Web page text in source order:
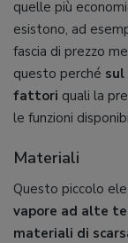
quelle più
esistono, ad
fascia di prezzo
questo perché sul
fattori quali la
le funzioni
Materiali
Questo piccolo
vapore ad alte
materiali di